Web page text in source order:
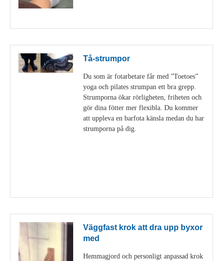
Tå-strumpor
Du som är fotarbetare får med ”Toetoes”
yoga och pilates strumpan ett bra grepp.
Strumporna ökar rörligheten, friheten och
gör dina fötter mer flexibla. Du kommer
att uppleva en barfota känsla medan du har
strumporna på dig.
Väggfast krok att dra upp byxor
med
Hemmagjord och personligt anpassad krok